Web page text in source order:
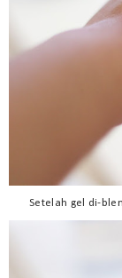
Setelah gel di-